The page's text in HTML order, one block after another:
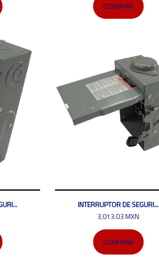
COMPRAR
INTERRUPTOR DE SEGURI...
3,013.03 MXN
COMPRAR